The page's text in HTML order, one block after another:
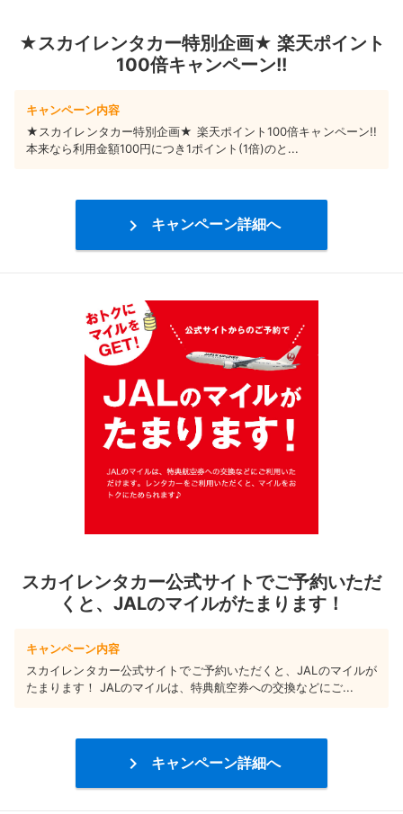
★スカイレンタカー特別企画★ 楽天ポイント
100倍キャンペーン!!
キャンペーン内容
★スカイレンタカー特別企画★ 楽天ポイント100倍キャンペーン!!
本来なら利用金額100円につき1ポイント(1倍)のと...
 キャンペーン詳細へ
スカイレンタカー公式サイトでご予約いただ
くと、JALのマイルがたまります！
キャンペーン内容
スカイレンタカー公式サイトでご予約いただくと、JALのマイルが
たまります！ JALのマイルは、特典航空券への交換などにご...
 キャンペーン詳細へ